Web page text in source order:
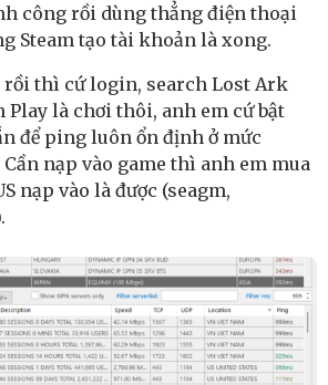
công rồi dùng thẳng điện thoại
Steam tạo tài khoản là xong.
rồi thì cứ login, search Lost Ark
Play là chơi thôi, anh em cứ bật
để ping luôn ổn định ở mức
Cần nạp vào game thì anh em mua
nạp vào là được (seagm,